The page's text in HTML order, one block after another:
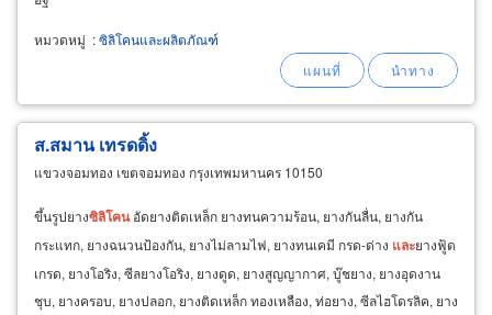
หมวดหมู่ :ซิลิโคนและผลิตภัณฑ์
ส.สมาน เทรดดิ้ง
แขวงจอมทอง เขตจอมทอง กรุงเทพมหานคร 10150
ขึ้นรูปยางซิลิโคนอัดยางติดเหล็ก ยางทนความร้อน, ยางกันลื่น, ยางกัน
กระแทก, ยางฉนวนป้องกัน, ยางไม่ลามไฟ, ยางทนเคมี กรด-ด่าง และยางฟู้ด
เกรด, ยางโอริง, ซีลยางโอริง, ยางดูด, ยางสูญญากาศ, บู๊ชยาง, ยางอุดงาน
ชุบ, ยางครอบ, ยางปลอก, ยางติดเหล็ก ทองเหลือง, ท่อยาง, ซีลไฮโดรลิค, ยาง